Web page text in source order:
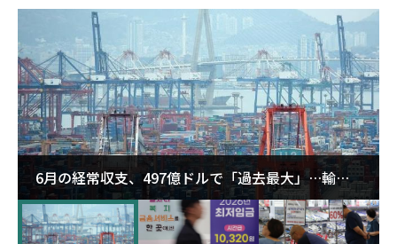
6月の経常収支、497億ドルで「過去最大」…輸出
が初の1000億ドル突破